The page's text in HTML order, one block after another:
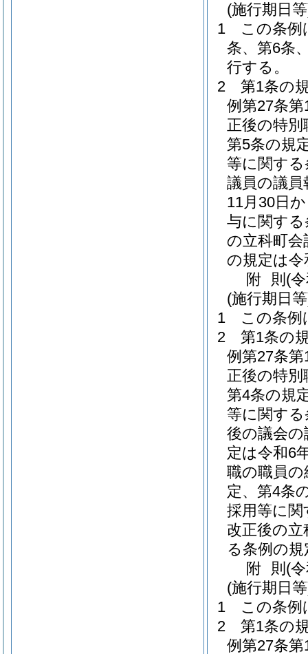
(施行期日
1
この条例
条、第6条
行する。
2
第1条の
例第27条
正後の特
第5条の規
等に関す
議員の議
11月30日
与に関す
の立科町会
の規定は
附 則 (
(施行期日
1
この条例
2
第1条の
例第27条
正後の特
第4条の規
等に関す
後の議会
定は令和6
職の職員の
定、第4条
採用等に
改正後の
る条例の
附 則 (
(施行期日
1
この条例
2
第1条の
例第27条